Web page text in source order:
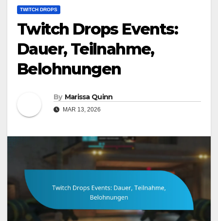
TWITCH DROPS
Twitch Drops Events:
Dauer, Teilnahme,
Belohnungen
By Marissa Quinn
MAR 13, 2026